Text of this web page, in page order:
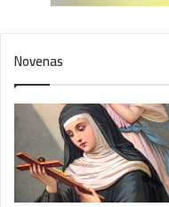
Novenas